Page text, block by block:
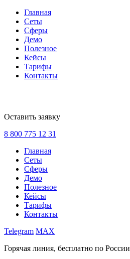
Главная
Сеты
Сферы
Демо
Полезное
Кейсы
Тарифы
Контакты
Оставить заявку
8 800 775 12 31
Главная
Сеты
Сферы
Демо
Полезное
Кейсы
Тарифы
Контакты
Telegram MAX
Горячая линия, бесплатно по России